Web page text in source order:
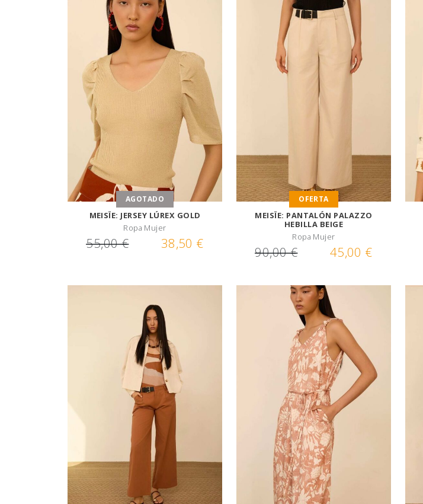
AGOTADO
MEISÏE: JERSEY LÚREX GOLD
Ropa Mujer
55,00 € 38,50 €
OFERTA
MEISÏE: PANTALÓN PALAZZO
HEBILLA BEIGE
Ropa Mujer
90,00 € 45,00 €